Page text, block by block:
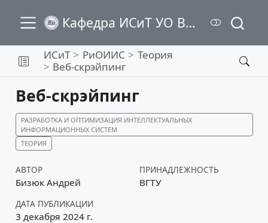
Кафедра ИСиТ УО ВГТУ
ИСиТ РиОИИС
Теория
Веб-скрэйпинг
Веб-скрэйпинг
РАЗРАБОТКА И ОПТИМИЗАЦИЯ ИНТЕЛЛЕКТУАЛЬНЫХ
ИНФОРМАЦИОННЫХ СИСТЕМ
ТЕОРИЯ
АВТОР ПРИНАДЛЕЖНОСТЬ
Бизюк Андрей ВГТУ
ДАТА ПУБЛИКАЦИИ
3 декабря 2024 г.